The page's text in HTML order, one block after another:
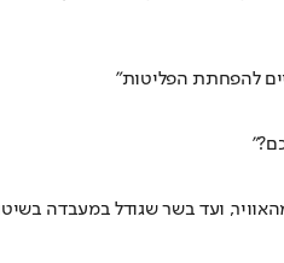
להפחתת הפליטות"
ועד בשר שגודל במעבדה